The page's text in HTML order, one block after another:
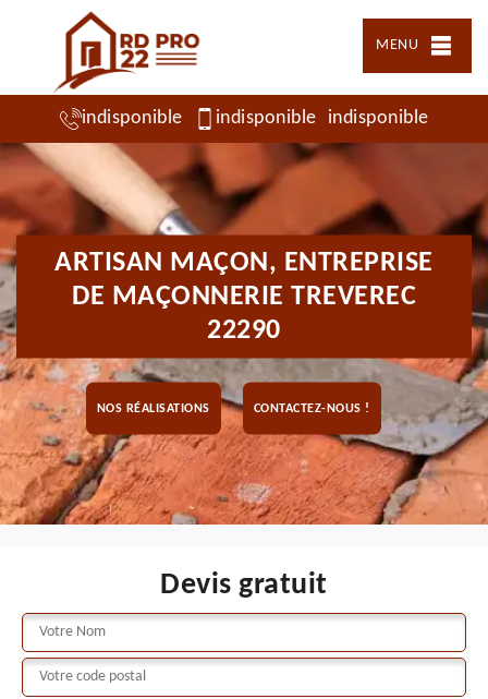
MENU
indisponible indisponible indisponible
ARTISAN MAÇON, ENTREPRISE
DE MAÇONNERIE TREVEREC
22290
NOS RÉALISATIONS CONTACTEZ-NOUS !
Devis gratuit